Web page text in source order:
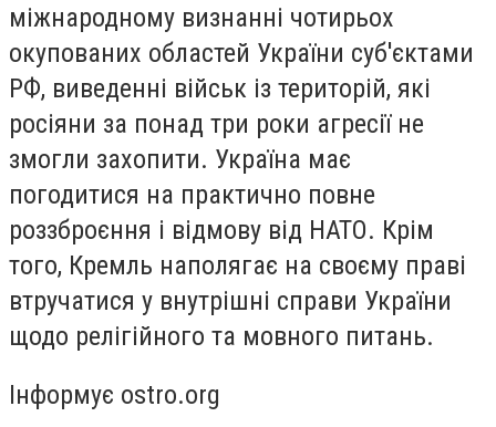
міжнародному визнанні чотирьох
окупованих областей України суб'єктами
РФ, виведенні військ із територій, які
росіяни за понад три роки агресії не
змогли захопити. Україна має
погодитися на практично повне
роззброєння і відмову від НАТО. Крім
того, Кремль наполягає на своєму праві
втручатися у внутрішні справи України
щодо релігійного та мовного питань.
Інформує ostro.org